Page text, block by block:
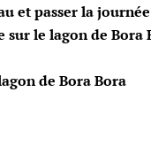
et passer la
sur le lagon de Bora
de Bora Bora